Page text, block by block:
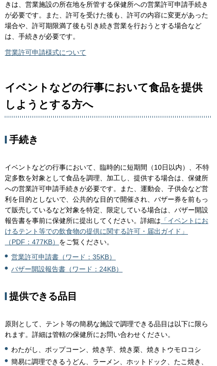
きは、営業施設の所在地を所管する保健所への営業許可申請手続き
が必要です。また、許可を受けた後も、許可の内容に変更があった
場合や、許可期限満了後も引き続き営業を行おうとする場合など
は、手続きが必要です。
営業許可申請様式について
イベントなどの行事において食品を提供
しようとする方へ
手続き
イベントなどの行事において、臨時的に短期間（10日以内）、不特
定多数を対象として食品を調理、加工し、提供する場合は、保健所
への営業許可申請手続きが必要です。また、運動会、子供会など営
利を目的としないで、公共的な目的で開催され、バザー券を前もっ
て販売しているなど対象を特定、限定している場合は、バザー開設
報告書を事前に保健所に提出してください。詳細は 「イベントにお
けるテント等での飲食物の提供に関する許可・届出ガイド」
（PDF：477KB） をご覧ください。
営業許可申請書（ワード：35KB）
バザー開設報告書（ワード：24KB）
提供できる品目
原則として、テント等の簡易な施設で調理できる品目は以下に限ら
れます。詳細は管轄の保健所にお問い合わせください。
わたがし、ポップコーン、焼き芋、焼き栗、焼きトウモロコシ
簡易に調理できるうどん、ラーメン、ホットドック、たこ焼き、